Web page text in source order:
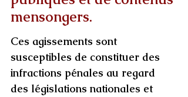
mensongers.
Ces agissements sont
susceptibles de constituer des
infractions pénales au regard
des législations nationales et